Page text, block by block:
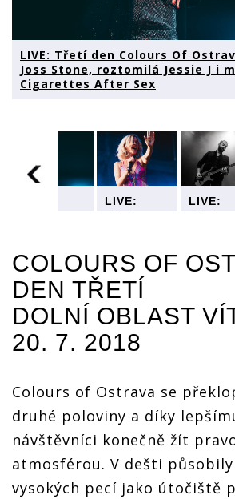
LIVE: Třetí den Colours Of
Joss Stone, roztomilá Jessie J i
Cigarettes After Sex
Ostrava -
uhrančivá
Joss
Stone,
roztomilá
melancholičtí
LIVE:
Třetí den
Ostrava -
uhrančivá
Joss
Stone,
roztomilá
melancholičtí
LIVE:
Třetí
Stone,
COLOURS OF
DEN TŘETÍ
DOLNÍ OBLAST
20. 7. 2018
Colours of Ostrava se
druhé poloviny a díky
návštěvníci konečně žít
atmosférou. V dešti
vysokých pecí jako útočiště